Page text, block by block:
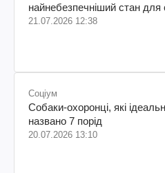
найнебезпечніший стан для
21.07.2026 12:38
Соціум
Собаки-охоронці, які
названо 7 порід
20.07.2026 13:10